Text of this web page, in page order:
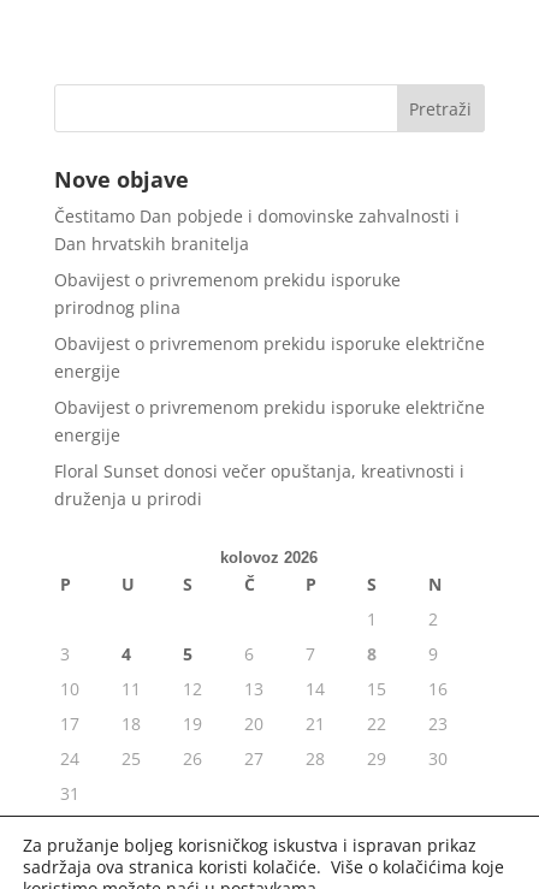
Nove objave
Čestitamo Dan pobjede i domovinske zahvalnosti i
Dan hrvatskih branitelja
Obavijest o privremenom prekidu isporuke
prirodnog plina
Obavijest o privremenom prekidu isporuke električne
energije
Obavijest o privremenom prekidu isporuke električne
energije
Floral Sunset donosi večer opuštanja, kreativnosti i
druženja u prirodi
kolovoz 2026
P U S Č P S
N
1
2
3
4 5 6 7 8
9
10
11 12 13 14 15
16
17
18 19 20 21 22
23
24
25 26 27 28 29
30
31
« srp
Za pružanje boljeg korisničkog iskustva i ispravan prikaz
sadržaja ova stranica koristi kolačiće. Više o kolačićima koje